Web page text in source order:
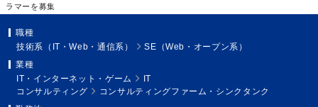
ラマーを募集
職種
技術系（IT・Web・通信系）
SE（Web・オープン系）
業種
IT・インターネット・ゲーム
IT
コンサルティング
コンサルティングファーム・シンクタンク